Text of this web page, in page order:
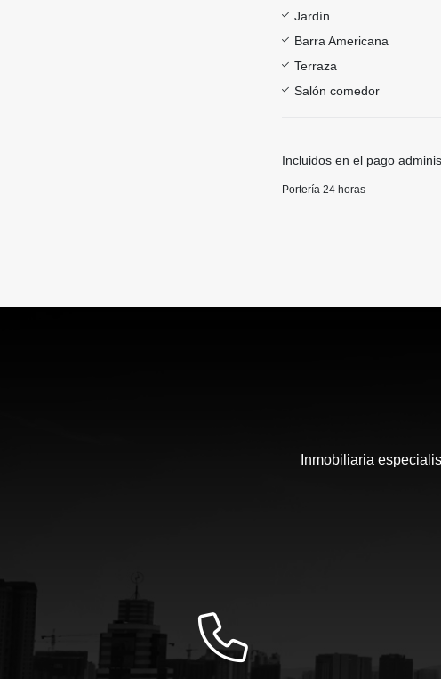
Jardín
Barra Americana
Terraza
Salón comedor
Incluidos en el pago
Portería 24 horas
Inmobiliaria